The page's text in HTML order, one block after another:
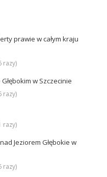
prawie w całym kraju
razy)
w Szczecinie
razy)
razy)
Jeziorem Głębokie w
razy)